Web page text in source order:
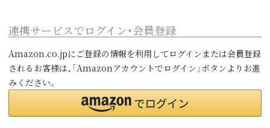
連携サービスでログイン・会員登録
Amazon.co.jpにご登録の情報を利用してログインまたは会員登録
されるお客様は、「Amazonアカウントでログイン」ボタンよりお進
みください。